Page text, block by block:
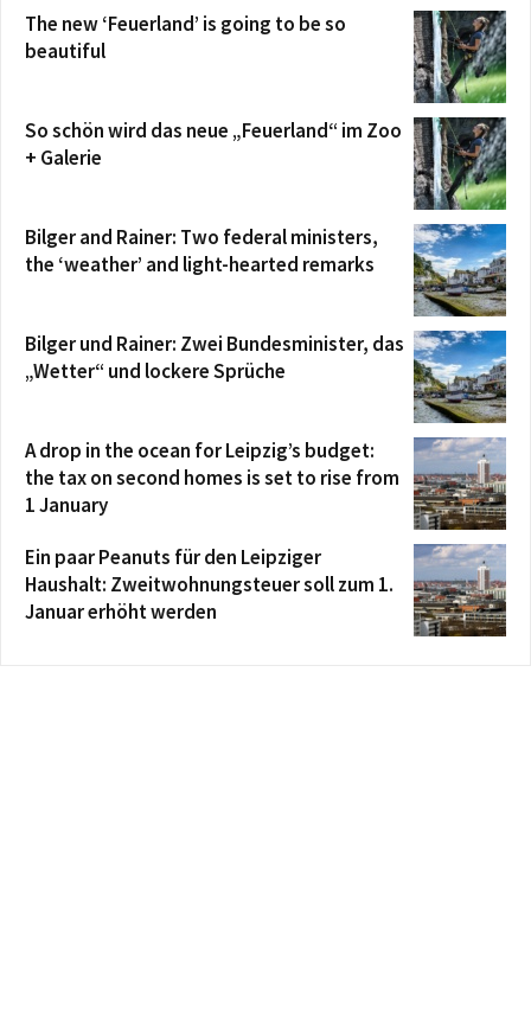
The new ‘Feuerland’ is going to be so
beautiful
So schön wird das neue „Feuerland“ im Zoo
+ Galerie
Bilger and Rainer: Two federal ministers,
the ‘weather’ and light-hearted remarks
Bilger und Rainer: Zwei Bundesminister, das
„Wetter“ und lockere Sprüche
A drop in the ocean for Leipzig’s budget:
the tax on second homes is set to rise from
1 January
Ein paar Peanuts für den Leipziger
Haushalt: Zweitwohnungsteuer soll zum 1.
Januar erhöht werden